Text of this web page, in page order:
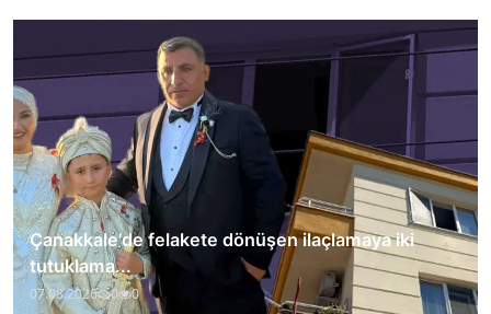
Çanakkale'de felakete dönüşen ilaçlamaya iki
tutuklama...
07.08.2026 0 0